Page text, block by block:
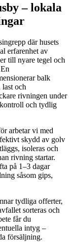
– lokala
där husets
erfarenhet av
till nyare tegel och
balk
och
rivningen under
och tydlig
arbetar vi med
skydd av golv
isoleras och
rivning startar.
på 1–3 dagar
såsom gips,
tydliga offerter,
sorteras och
får du
intyg –
försäljning.